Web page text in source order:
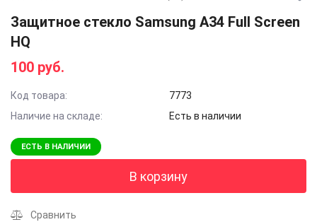
Защитное стекло Samsung A34 Full Screen
HQ
100 руб.
Код товара:
7773
Наличие на складе:
Есть в наличии
ЕСТЬ В НАЛИЧИИ
В корзину
Сравнить